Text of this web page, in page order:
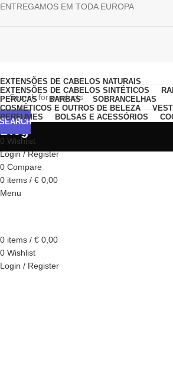
ENTREGAMOS EM TODA EUROPA
SEARCH
0 Wishlist
Login / Register
0 Compare
0 items / € 0,00
Menu
0 items / € 0,00
0 Wishlist
Login / Register
EXTENSÕES DE CABELOS NATURAIS
EXTENSÕES DE CABELOS SINTÉTICOS
PERUCAS
BARBAS
SOBRANCELHAS
COSMÉTICOS E OUTROS DE BELEZA
PERFUMES
BOLSAS E ACESSÓRIOS
Blog